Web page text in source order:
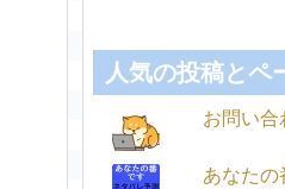
人気の投稿とペ
お問い合
あなたの